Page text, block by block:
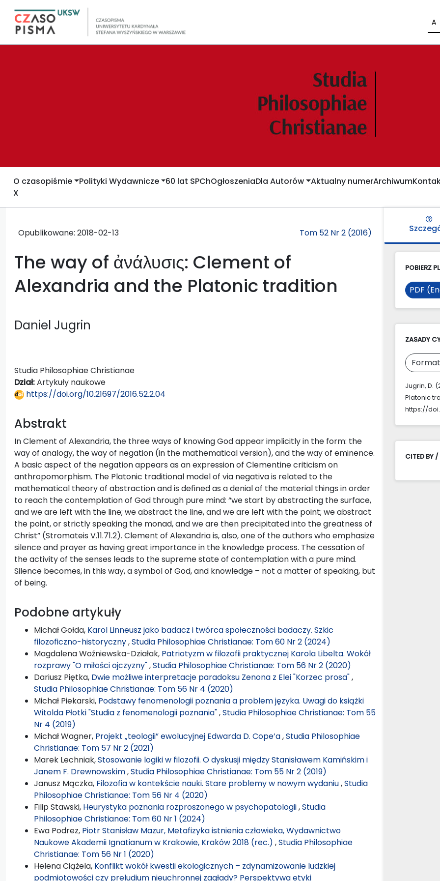
A
O czasopiśmie Polityki Wydawnicze 60 lat SPChOgłoszeniaDla Autorów Aktualny numerArchiwum
X
Opublikowane: 2018-02-13 Tom 52 Nr 2 (2016)
The way of ἀνάλυσις: Clement of
Alexandria and the Platonic tradition
Daniel Jugrin
Studia Philosophiae Christianae
Dział:Artykuły naukowe
https://doi.org/10.21697/2016.52.2.04
Abstrakt
In Clement of Alexandria, the three ways of knowing God appear implicitly in the form: the
way of analogy, the way of negation (in the mathematical version), and the way of eminence.
A basic aspect of the negation appears as an expression of Clementine criticism on
anthropomorphism. The Platonic traditional model of via negativa is related to the
mathematical theory of abstraction and is defined as a denial of the material things in order
to reach the contemplation of God through pure mind: “we start by abstracting the surface,
and we are left with the line; we abstract the line, and we are left with the point; we abstract
the point, or strictly speaking the monad, and we are then precipitated into the greatness of
Christ” (Stromateis V.11.71.2). Clement of Alexandria is, also, one of the authors who emphasize
silence and prayer as having great importance in the knowledge process. The cessation of
the activity of the senses leads to the supreme state of contemplation with a pure mind.
Silence becomes, in this way, a symbol of God, and knowledge – not a matter of speaking, but
of being.
Podobne artykuły
Michał Gołda, Karol Linneusz jako badacz i twórca społeczności badaczy. Szkic
filozoficzno-historyczny,Studia Philosophiae Christianae: Tom 60 Nr 2 (2024)
Magdalena Woźniewska-Działak, Patriotyzm w filozofii praktycznej Karola Libelta. Wokół
rozprawy "O miłości ojczyzny",Studia Philosophiae Christianae: Tom 56 Nr 2 (2020)
Dariusz Piętka, Dwie możliwe interpretacje paradoksu Zenona z Elei "Korzec prosa",
Studia Philosophiae Christianae: Tom 56 Nr 4 (2020)
Michał Piekarski, Podstawy fenomenologii poznania a problem języka. Uwagi do książki
Witolda Płotki "Studia z fenomenologii poznania",Studia Philosophiae Christianae: Tom 55
Nr 4 (2019)
Michał Wagner, Projekt „teologii” ewolucyjnej Edwarda D. Cope’a,Studia Philosophiae
Christianae: Tom 57 Nr 2 (2021)
Marek Lechniak,Stosowanie logiki w filozofii. O dyskusji między Stanisławem Kamińskim i
Janem F. Drewnowskim,Studia Philosophiae Christianae: Tom 55 Nr 2 (2019)
Janusz Mączka, Filozofia w kontekście nauki. Stare problemy w nowym wydaniu,Studia
Philosophiae Christianae: Tom 56 Nr 4 (2020)
Filip Stawski, Heurystyka poznania rozproszonego w psychopatologii,Studia
Philosophiae Christianae: Tom 60 Nr 1 (2024)
Ewa Podrez, Piotr Stanisław Mazur, Metafizyka istnienia człowieka, Wydawnictwo
Naukowe Akademii Ignatianum w Krakowie, Kraków 2018 (rec.) ,Studia Philosophiae
Christianae: Tom 56 Nr 1 (2020)
Helena Ciążela, Konflikt wokół kwestii ekologicznych – zdynamizowanie ludzkiej
podmiotowości czy preludium nieuchronnej zagłady? Perspektywa etyki
POBIERZ
PDF
ZASADY
Jugrin, D.
Platonic
https://
CITED BY /